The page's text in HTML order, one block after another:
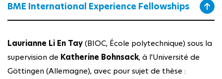
BME International Experience Fellowships
Laurianne Li En Tay(BIOC, École polytechnique) sous la
supervision de Katherine Bohnsack, à l'Université de
Göttingen (Allemagne), avec pour sujet de thèse :